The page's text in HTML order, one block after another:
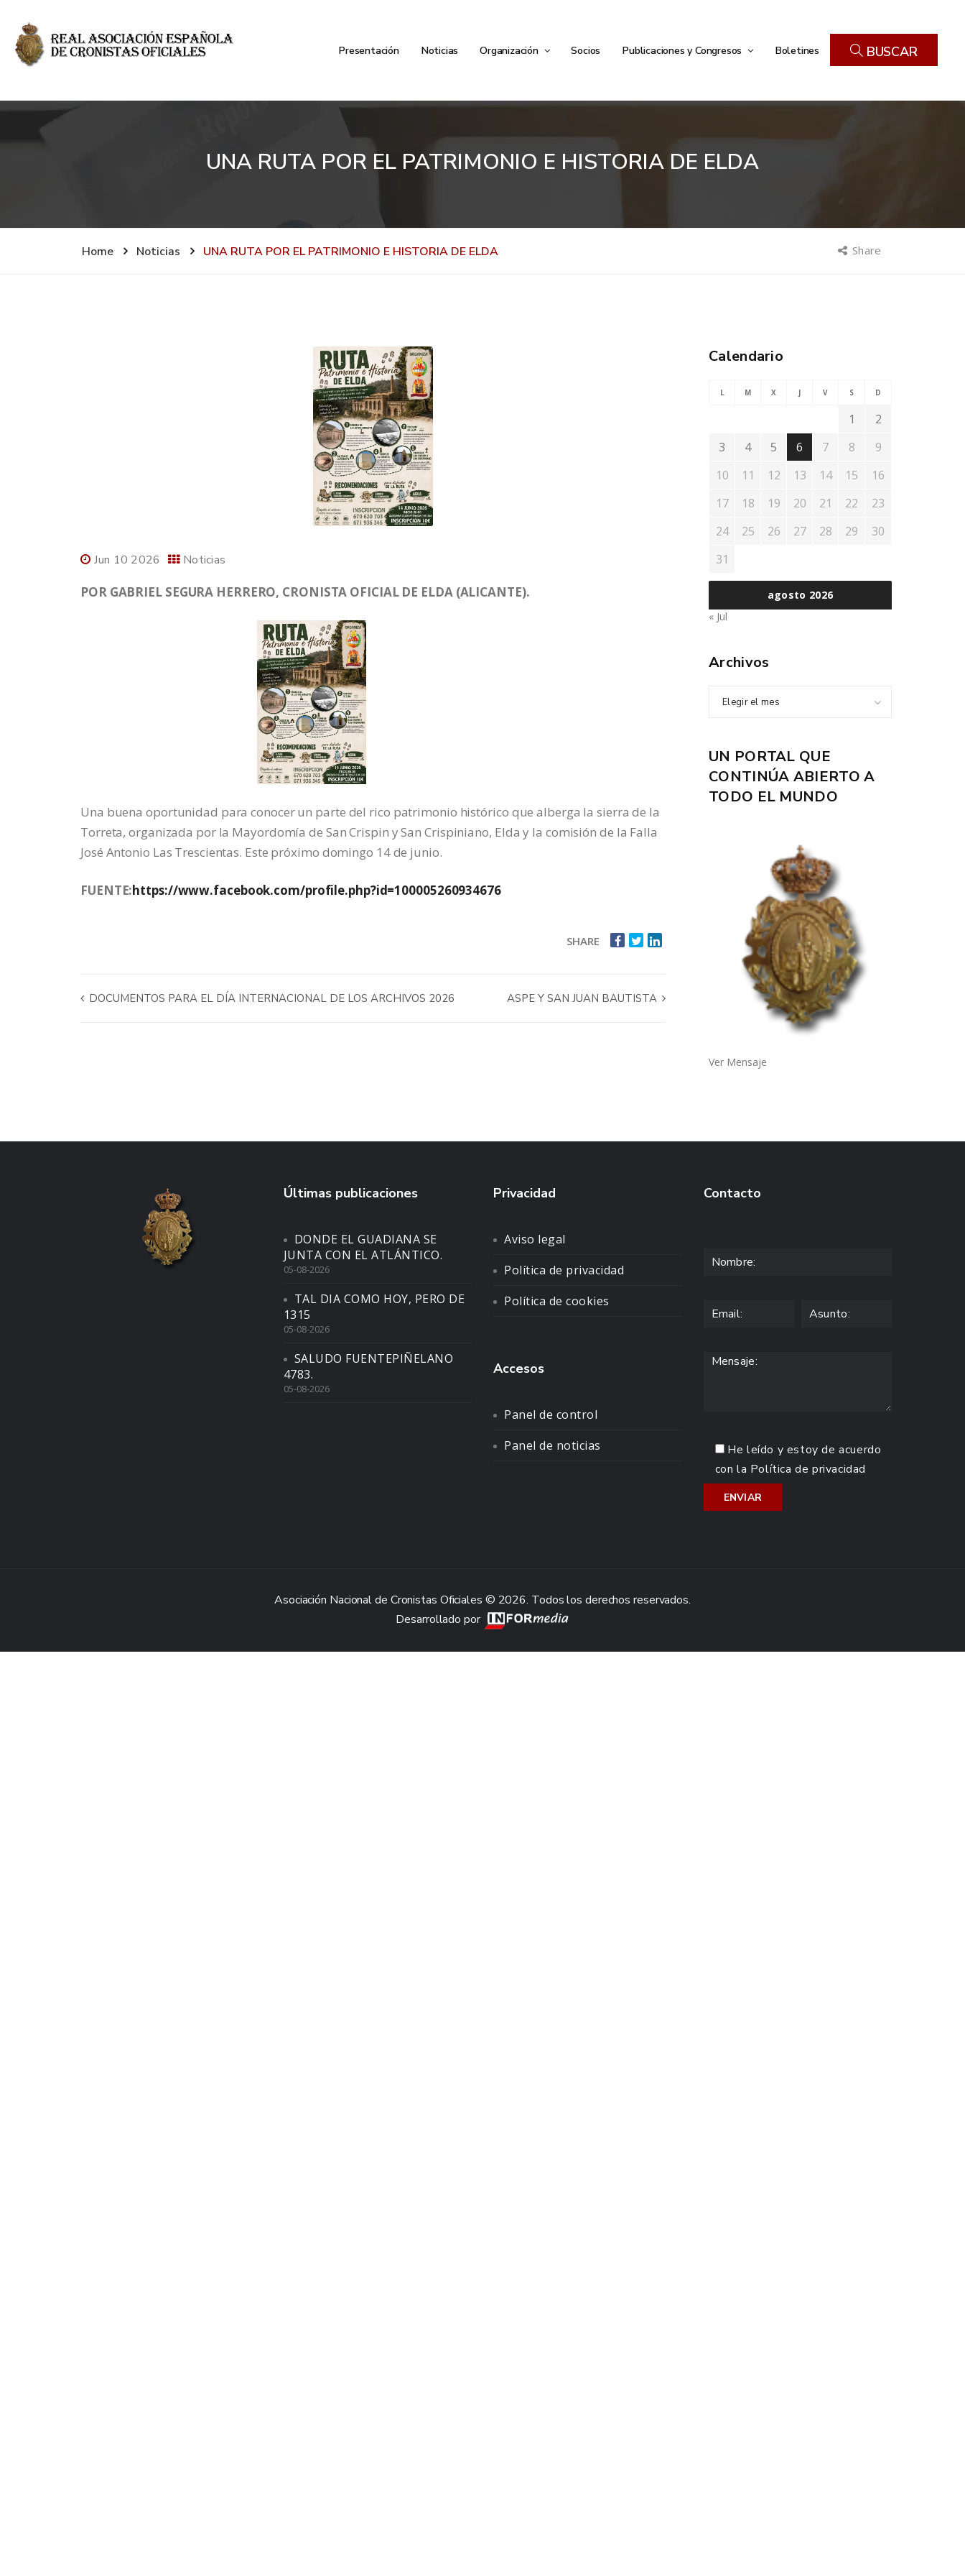
Presentación Noticias Organización Socios Publicaciones y Congresos Boletines BUSCAR
UNA RUTA POR EL PATRIMONIO E HISTORIA DE ELDA
Home Noticias UNA RUTA POR EL PATRIMONIO E HISTORIA DE ELDA Share
Jun 10 2026 Noticias
POR GABRIEL SEGURA HERRERO, CRONISTA OFICIAL DE ELDA (ALICANTE).
Una buena oportunidad para conocer un parte del rico patrimonio histórico que alberga la sierra de la
Torreta, organizada por la Mayordomía de San Crispin y San Crispiniano, Elda y la comisión de la Falla
José Antonio Las Trescientas. Este próximo domingo 14 de junio.
FUENTE:https://www.facebook.com/profile.php?id=100005260934676
SHARE
DOCUMENTOS PARA EL DÍA INTERNACIONAL DE LOS ARCHIVOS 2026 ASPE Y SAN JUAN BAUTISTA
Calendario
agosto 2026
L M X J V S D
1
2
3
4 5 6 7 8
9
10
11 12 13 14 15
16
17
18 19 20 21 22
23
24
25 26 27 28 29
30
31
« Jul
Archivos
Elegir el mes
UN PORTAL QUE
CONTINÚA ABIERTO A
TODO EL MUNDO
Ver Mensaje
Últimas publicaciones
DONDE EL GUADIANA SE
JUNTA CON EL ATLÁNTICO.
05-08-2026
TAL DIA COMO HOY, PERO DE
1315
05-08-2026
SALUDO FUENTEPIÑELANO
4783.
05-08-2026
Privacidad
Aviso legal
Política de privacidad
Política de cookies
Accesos
Panel de control
Panel de noticias
Contacto
He leído y estoy de acuerdo
con la Política de privacidad
Asociación Nacional de Cronistas Oficiales © 2026. Todos los derechos reservados.
Desarrollado por